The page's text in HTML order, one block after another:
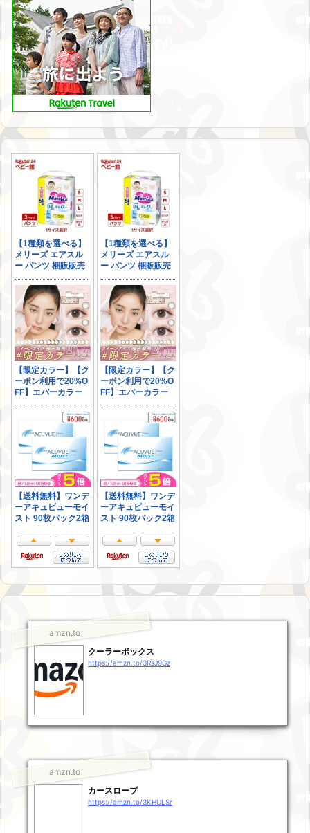
amzn.to
クーラーボックス
https://amzn.to/3RsJ9Gz
amzn.to
カースロープ
https://amzn.to/3KHULSr